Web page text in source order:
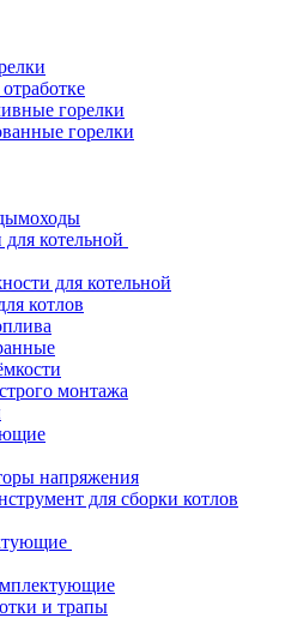
горелки
горелки
котельной
для котельной
котлов
монтажа
напряжения
для сборки котлов
и трапы